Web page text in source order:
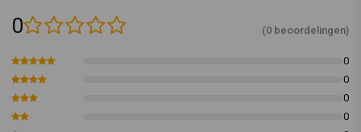
0 (0 beoordelingen)
0
0
0
0